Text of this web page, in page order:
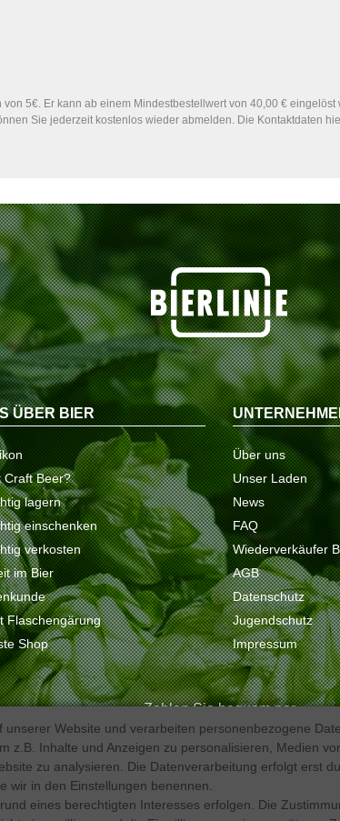
5€. Er kann ab einem Mindestbestellwert von 40,00 €
Sie jederzeit kostenlos wieder abmelden. Die Kontaktdaten
ÜBER BIER
Craft Beer?
lagern
einschenken
verkosten
im Bier
Flaschengärung
Shop
Über uns
Unser Laden
News
FAQ
Wiederverkäufer
AGB
Datenschutz
Jugendschutz
Impressum
Zahlen Sie bequem per
Website und verarbeiten personenbezogene
z.B. Inhalte und Anzeigen zu personalisieren, Medien
zu analysieren. Die Datenverarbeitung erfolgt erst
wir in den Einstellungen benennen.
eines berechtigten Interesses erfolgen. Die